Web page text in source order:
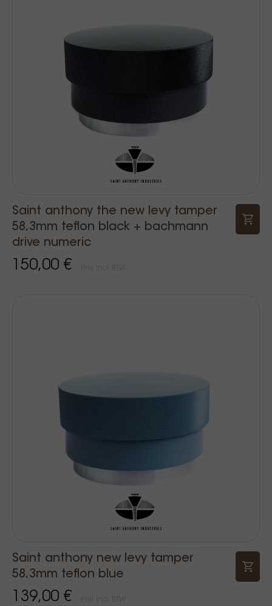
Saint anthony the new levy tamper
58,3mm teflon black + bachmann
drive numeric
150,00 €
Saint anthony new levy tamper
58,3mm teflon blue
139,00 €